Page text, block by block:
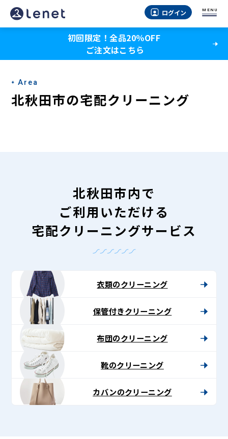
北
秋
市
の
宅
ログイン MENU
初回限定！全品20％OFF
ご注文はこちら
Area
北秋田市の宅配クリーニング
北秋田市内で
ご利用いただける
宅配クリーニングサービス
衣類のクリーニング
保管付きクリーニング
布団のクリーニング
靴のクリーニング
カバンのクリーニング